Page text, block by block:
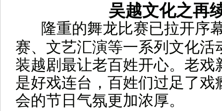
吴越文化之再
隆重的舞龙比赛已拉开序
赛、文艺汇演等一系列文化活
装越剧最让老百姓开心。老戏
是好戏连台，百姓们过足了戏
会的节日气氛更加浓厚。